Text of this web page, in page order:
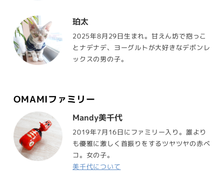
珀太
2025年8月29日生まれ。甘えん坊で抱っこ
とナデナデ、ヨーグルトが大好きなデボンレ
ックスの男の子。
OMAMIファミリー
Mandy美千代
2019年7月16日にファミリー入り。誰より
も優雅に激しく首振りをするツヤツヤの赤ベ
コ。女の子。
美千代について